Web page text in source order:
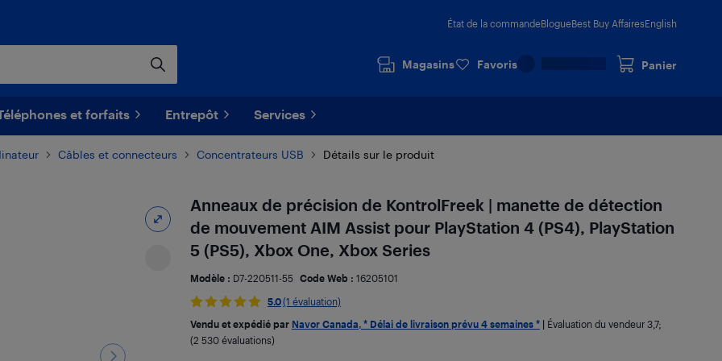
État de la commandeBlogueBest Buy AffairesEnglish
Magasins Favoris Panier
et forfaits Entrepôt Services
Câbles et connecteurs Concentrateurs USB Détails sur le produit
Anneaux de précision de KontrolFreek | manette de détection
de mouvement AIM Assist pour PlayStation 4 (PS4), PlayStation
5 (PS5), Xbox One, Xbox Series
Modèle : D7-220511-55 Code Web : 16205101
5.0(1 évaluation)
Vendu et expédié par Navor Canada, * Délai de livraison prévu 4 semaines *| Évaluation du vendeur 3,7;
(2 530 évaluations)